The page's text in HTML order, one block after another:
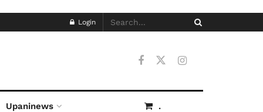
Login
Upaninews .